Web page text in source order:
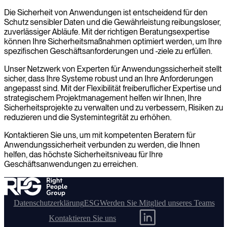
Die Sicherheit von Anwendungen ist entscheidend für den
Schutz sensibler Daten und die Gewährleistung reibungsloser,
zuverlässiger Abläufe. Mit der richtigen Beratungsexpertise
können Ihre Sicherheitsmaßnahmen optimiert werden, um Ihre
spezifischen Geschäftsanforderungen und -ziele zu erfüllen.
Unser Netzwerk von Experten für Anwendungssicherheit stellt
sicher, dass Ihre Systeme robust und an Ihre Anforderungen
angepasst sind. Mit der Flexibilität freiberuflicher Expertise und
strategischem Projektmanagement helfen wir Ihnen, Ihre
Sicherheitsprojekte zu verwalten und zu verbessern, Risiken zu
reduzieren und die Systemintegrität zu erhöhen.
Kontaktieren Sie uns, um mit kompetenten Beratern für
Anwendungssicherheit verbunden zu werden, die Ihnen
helfen, das höchste Sicherheitsniveau für Ihre
Geschäftsanwendungen zu erreichen.
DatenschutzerklärungESGWerden Sie Mitglied unseres Teams
Kontaktieren Sie uns